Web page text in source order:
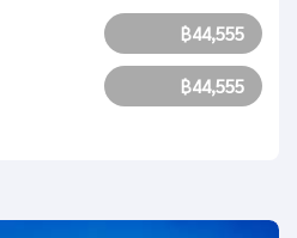
฿44,555
฿44,555